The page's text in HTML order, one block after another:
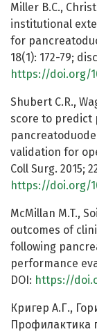
Miller B.C.,
institutional
for
18(1): 172-79;
https://doi.org/
Shubert C.R.,
score to predict
validation for
Coll Surg. 2015;
https://doi.org/
McMillan M.T.,
outcomes of
following
performance
DOI: https://
Кригер А.Г.,
Профилактика